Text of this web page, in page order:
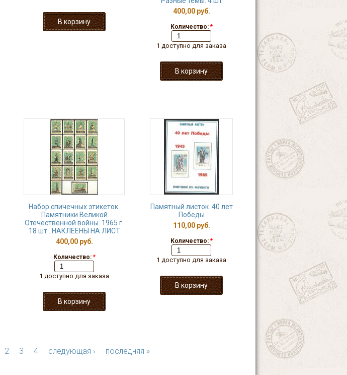
400,00 руб.
Количество: *
1 доступно для заказа
Набор спичечных этикеток.
Памятники Великой
Отечественной войны. 1965 г.
18 шт.. НАКЛЕЕНЫ НА ЛИСТ
400,00 руб.
Количество: *
1 доступно для заказа
Памятный листок. 40 лет
Победы
110,00 руб.
Количество: *
1 доступно для заказа
2 3 4 следующая › последняя »